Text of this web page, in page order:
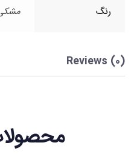
رنگ
Reviews (0)